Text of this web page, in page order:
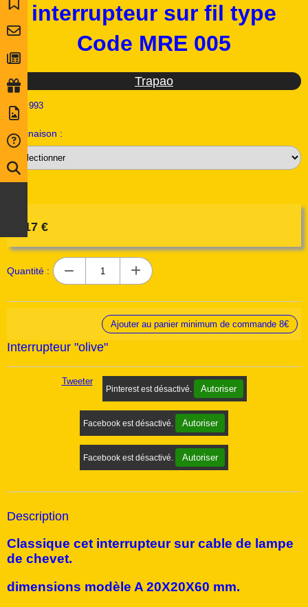
interrupteur sur fil type
Code MRE 005
Trapao
Ref : 993
Déclinaison :
2,17 €
Quantité :
Ajouter au panier minimum de commande 8€
Interrupteur "olive"
Tweeter
Pinterest est désactivé. Autoriser
Facebook est désactivé. Autoriser
Facebook est désactivé. Autoriser
Description
Classique cet interrupteur sur cable de lampe
de chevet.
dimensions modèle A 20X20X60 mm.